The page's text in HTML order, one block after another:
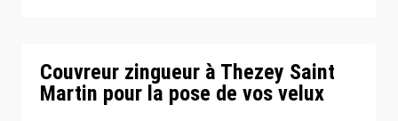
Couvreur zingueur à Thezey Saint
Martin pour la pose de vos velux